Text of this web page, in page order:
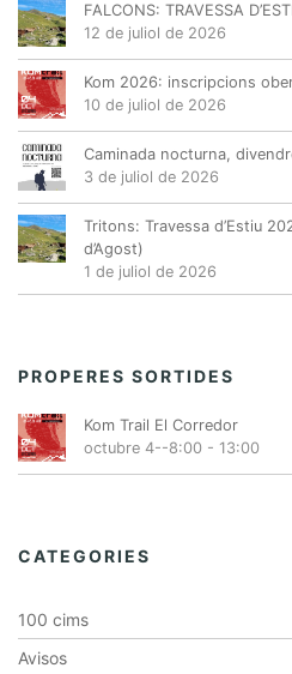
FALCONS: TRAVESSA
12 de juliol de 2026
Kom 2026: inscripcions
10 de juliol de 2026
Caminada nocturna,
3 de juliol de 2026
Tritons: Travessa d’Estiu
d’Agost)
1 de juliol de 2026
PROPERES SORTIDES
Kom Trail El Corredor
octubre 4--8:00 - 13:00
CATEGORIES
100 cims
Avisos